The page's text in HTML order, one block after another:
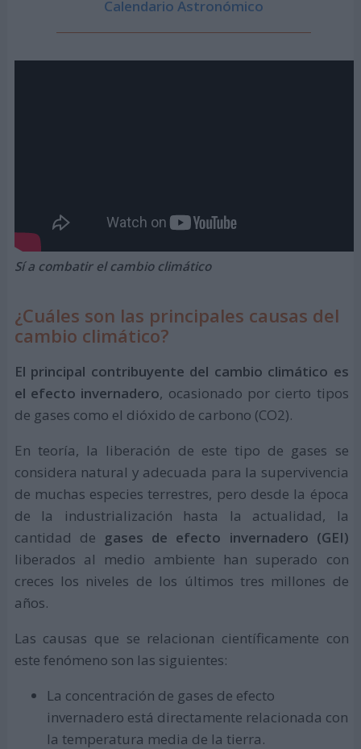
Calendario Astronómico
Sí a combatir el cambio climático
¿Cuáles son las principales causas del
cambio climático?
El principal contribuyente del cambio climático es
el efecto invernadero, ocasionado por cierto tipos
de gases como el dióxido de carbono (CO2).
En teoría, la liberación de este tipo de gases se
considera natural y adecuada para la supervivencia
de muchas especies terrestres, pero desde la época
de la industrialización hasta la actualidad, la
cantidad de gases de efecto invernadero (GEI)
liberados al medio ambiente han superado con
creces los niveles de los últimos tres millones de
años.
Las causas que se relacionan científicamente con
este fenómeno son las siguientes:
La concentración de gases de efecto
invernadero está directamente relacionada con
la temperatura media de la tierra.